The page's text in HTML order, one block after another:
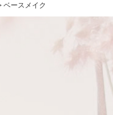
ベースメイク